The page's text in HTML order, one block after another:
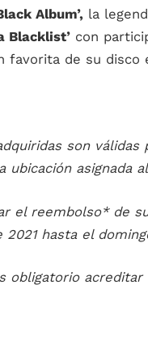
Album’, la
Blacklist’ con
favorita de su disco
son
ubicación asignada
el reembolso* de
hasta el
obligatorio